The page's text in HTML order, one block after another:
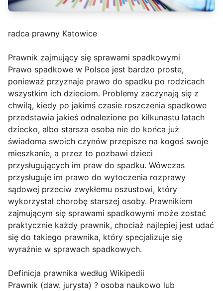
radca prawny Katowice
Prawnik zajmujący się sprawami spadkowymi
Prawo spadkowe w Polsce jest bardzo proste,
ponieważ przyznaje prawo do spadku po rodzicach
wszystkim ich dzieciom. Problemy zaczynają się z
chwilą, kiedy po jakimś czasie roszczenia spadkowe
przedstawia jakieś odnalezione po kilkunastu latach
dziecko, albo starsza osoba nie do końca już
świadoma swoich czynów przepisze na kogoś swoje
mieszkanie, a przez to pozbawi dzieci
przysługujących im praw do spadku. Wówczas
przysługuje im prawo do wytoczenia rozprawy
sądowej przeciw zwykłemu oszustowi, który
wykorzystał chorobę starszej osoby. Prawnikiem
zajmującym się sprawami spadkowymi może zostać
praktycznie każdy prawnik, chociaż najlepiej jest udać
się do takiego prawnika, który specjalizuje się
wyraźnie w sprawach spadkowych.
Definicja prawnika według Wikipedii
Prawnik (daw. jurysta) ? osoba naukowo lub